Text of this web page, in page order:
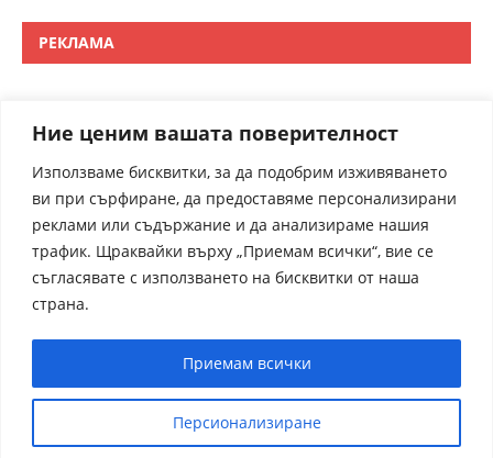
Ние ценим вашата поверителност
Използваме бисквитки, за да подобрим изживяването
ви при сърфиране, да предоставяме персонализирани
реклами или съдържание и да анализираме нашия
трафик. Щраквайки върху „Приемам всички“, вие се
съгласявате с използването на бисквитки от наша
страна.
Персионализиране
Приемам всички
РЕКЛАМА